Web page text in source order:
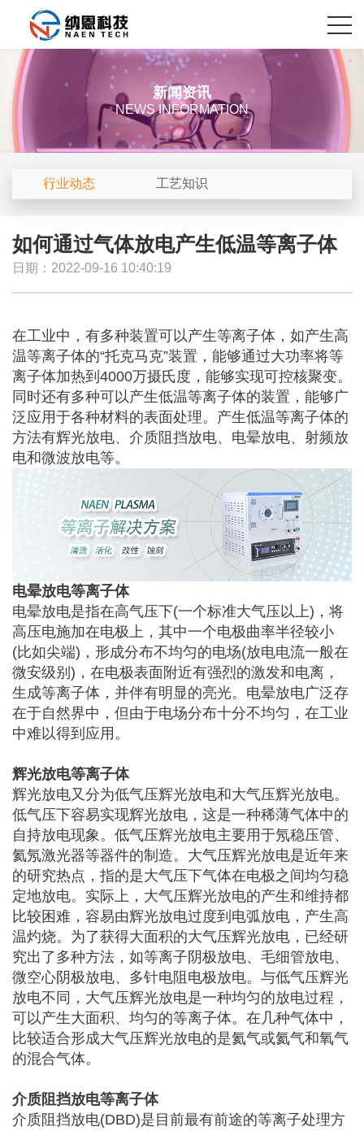
新闻资讯
NEWS INFORMATION
行业动态 工艺知识
如何通过气体放电产生低温等离子体
日期：2022-09-16 10:40:19
在工业中，有多种装置可以产生等离子体，如产生高
温等离子体的“托克马克”装置，能够通过大功率将等
离子体加热到4000万摄氏度，能够实现可控核聚变。
同时还有多种可以产生低温等离子体的装置，能够广
泛应用于各种材料的表面处理。产生低温等离子体的
方法有辉光放电、介质阻挡放电、电晕放电、射频放
电和微波放电等。
电晕放电等离子体
电晕放电是指在高气压下(一个标准大气压以上)，将
高压电施加在电极上，其中一个电极曲率半径较小
(比如尖端)，形成分布不均匀的电场(放电电流一般在
微安级别)，在电极表面附近有强烈的激发和电离，
生成等离子体，并伴有明显的亮光。电晕放电广泛存
在于自然界中，但由于电场分布十分不均匀，在工业
中难以得到应用。
辉光放电等离子体
辉光放电又分为低气压辉光放电和大气压辉光放电。
低气压下容易实现辉光放电，这是一种稀薄气体中的
自持放电现象。低气压辉光放电主要用于氖稳压管、
氦氖激光器等器件的制造。大气压辉光放电是近年来
的研究热点，指的是大气压下气体在电极之间均匀稳
定地放电。实际上，大气压辉光放电的产生和维持都
比较困难，容易由辉光放电过度到电弧放电，产生高
温灼烧。为了获得大面积的大气压辉光放电，已经研
究出了多种方法，如等离子阴极放电、毛细管放电、
微空心阴极放电、多针电阻电极放电。与低气压辉光
放电不同，大气压辉光放电是一种均匀的放电过程，
可以产生大面积、均匀的等离子体。在几种气体中，
比较适合形成大气压辉光放电的是氦气或氦气和氧气
的混合气体。
介质阻挡放电等离子体
介质阻挡放电(DBD)是目前最有前途的等离子处理方